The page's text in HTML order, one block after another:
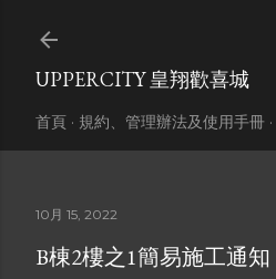
UPPERCITY 皇翔歡喜城
首頁 規約、管理辦法及使用手冊
10月 15, 2022
B棟2樓之1簡易施工通知